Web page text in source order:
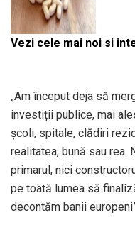
Vezi cele mai noi si
„Am început deja să
investiții publice, mai
școli, spitale, clădiri
realitatea, bună sau rea.
primarul, nici
pe toată lumea să
decontăm banii